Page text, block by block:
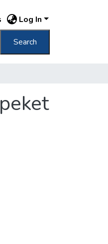
Log In
Search